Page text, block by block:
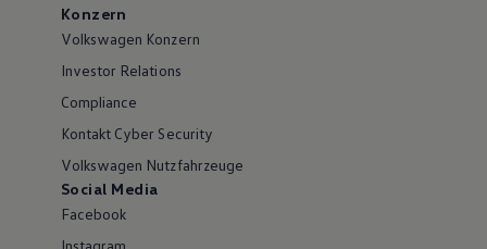
Konzern
Volkswagen Konzern
Investor Relations
Compliance
Kontakt Cyber Security
Volkswagen Nutzfahrzeuge
Social Media
Facebook
Instagram